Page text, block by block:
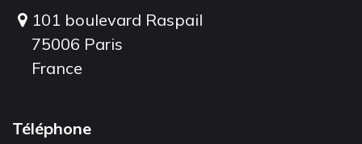
101 boulevard Raspail
75006 Paris
France
Téléphone